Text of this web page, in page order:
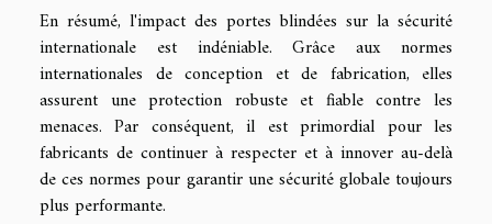
En résumé, l'impact des portes blindées sur la sécurité
internationale est indéniable. Grâce aux normes
internationales de conception et de fabrication, elles
assurent une protection robuste et fiable contre les
menaces. Par conséquent, il est primordial pour les
fabricants de continuer à respecter et à innover au-delà
de ces normes pour garantir une sécurité globale toujours
plus performante.